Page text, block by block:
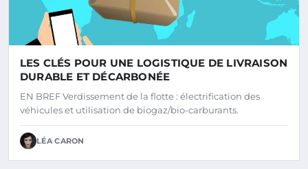
LES CLÉS POUR UNE LOGISTIQUE DE LIVRAISON
DURABLE ET DÉCARBONÉE
EN BREF Verdissement de la flotte : électrification des
véhicules et utilisation de biogaz/bio-carburants.
LÉA CARON